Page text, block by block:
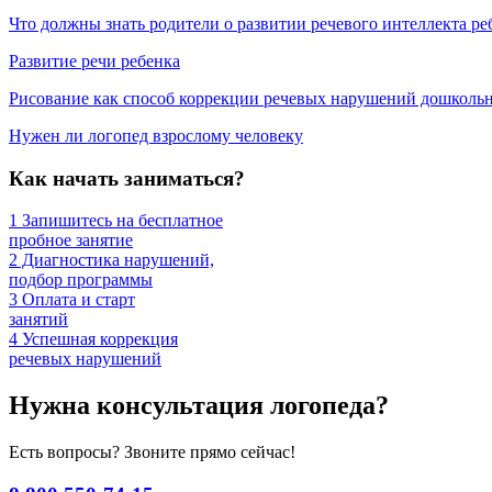
Что должны знать родители о развитии речевого интеллекта
Развитие речи ребенка
Рисование как способ коррекции речевых нарушений
Нужен ли логопед взрослому человеку
Как начать заниматься?
1 Запишитесь на бесплатное
пробное занятие
2 Диагностика нарушений,
подбор программы
3 Оплата и старт
занятий
4 Успешная коррекция
речевых нарушений
Нужна консультация логопеда?
Есть вопросы? Звоните прямо сейчас!